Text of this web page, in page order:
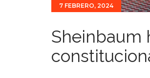
7 FEBRERO, 2024
Sheinbaum